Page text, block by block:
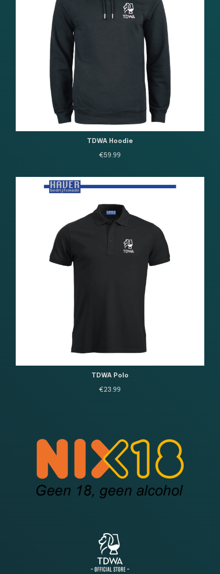
TDWA Hoodie
€59.99
TDWA Polo
€23.99